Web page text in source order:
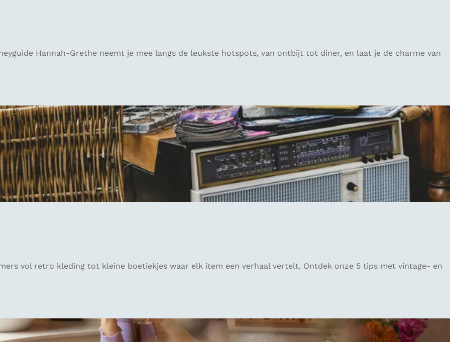
Hannah-Grethe neemt je mee langs de leukste hotspots, van ontbijt tot diner, en laat je de charme van
vol retro kleding tot kleine boetiekjes waar elk item een verhaal vertelt. Ontdek onze 5 tips met vintage- en